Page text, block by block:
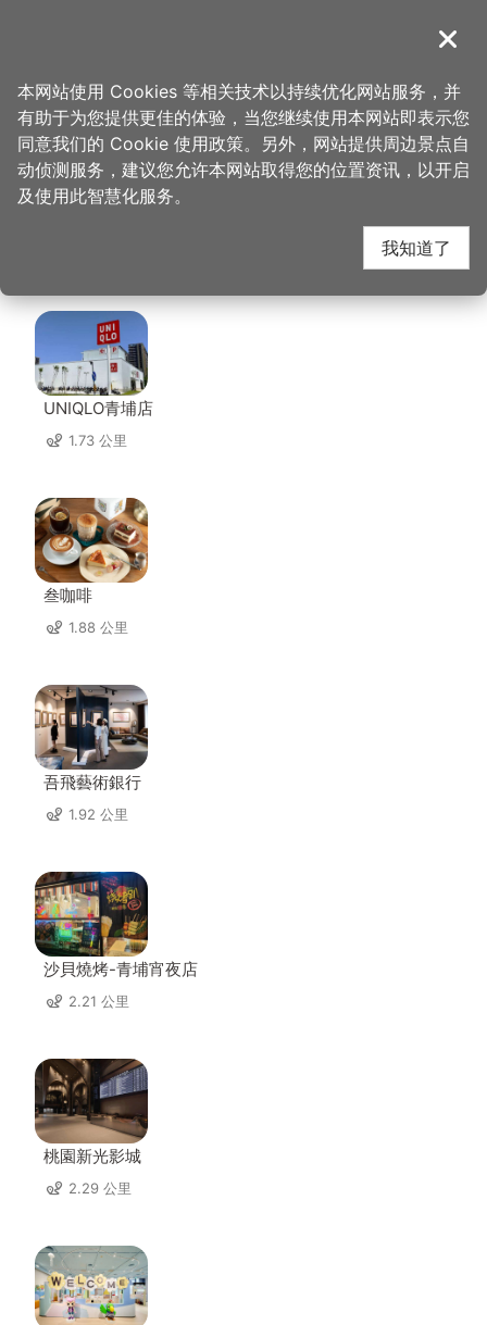
導覽
首页 > 想去的地方 > 美食、购物 > 大江国际购物中心
大江国际购物中心 周边
店家
UNIQLO青埔店
1.73 公里
叁咖啡
1.88 公里
吾飛藝術銀行
1.92 公里
沙貝燒烤-青埔宵夜店
2.21 公里
桃園新光影城
2.29 公里
关闭
本网站使用 Cookies 等相关技术以持续优化网站服务，并
有助于为您提供更佳的体验，当您继续使用本网站即表示您
同意我们的 Cookie 使用政策。另外，网站提供周边景点自
动侦测服务，建议您允许本网站取得您的位置资讯，以开启
及使用此智慧化服务。
我知道了